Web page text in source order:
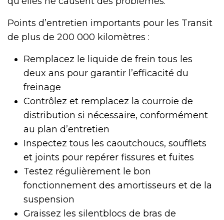
Points d’entretien importants pour les Transit
de plus de 200 000 kilomètres :
Remplacez le liquide de frein tous les
deux ans pour garantir l’efficacité du
freinage
Contrôlez et remplacez la courroie de
distribution si nécessaire, conformément
au plan d’entretien
Inspectez tous les caoutchoucs, soufflets
et joints pour repérer fissures et fuites
Testez régulièrement le bon
fonctionnement des amortisseurs et de la
suspension
Graissez les silentblocs de bras de